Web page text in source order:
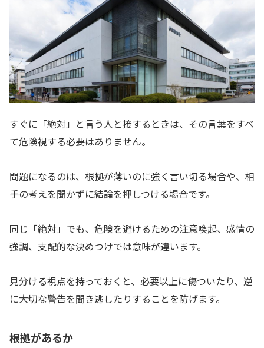
すぐに「絶対」と言う人と接するときは、その言葉をすべ
て危険視する必要はありません。
問題になるのは、根拠が薄いのに強く言い切る場合や、相
手の考えを聞かずに結論を押しつける場合です。
同じ「絶対」でも、危険を避けるための注意喚起、感情の
強調、支配的な決めつけでは意味が違います。
見分ける視点を持っておくと、必要以上に傷ついたり、逆
に大切な警告を聞き逃したりすることを防げます。
根拠があるか